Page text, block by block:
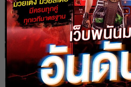
สถานที่ขอพรความรัก 2020 ที่ใครไม่อยา
พรเรื่องความรักให้สมหวัง